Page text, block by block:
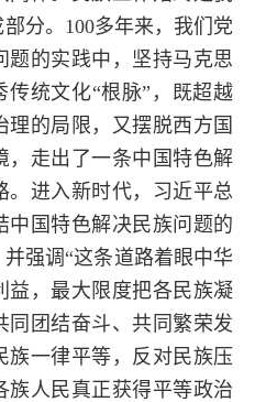
分。100多年来，我们党
题的实践中，坚持马克思
传统文化“根脉”，既超越
理的局限，又摆脱西方国
，走出了一条中国特色解
。进入新时代，习近平总
中国特色解决民族问题的
强调“这条道路着眼中华
益，最大限度把各民族凝
同团结奋斗、共同繁荣发
族一律平等，反对民族压
族人民真正获得平等政治